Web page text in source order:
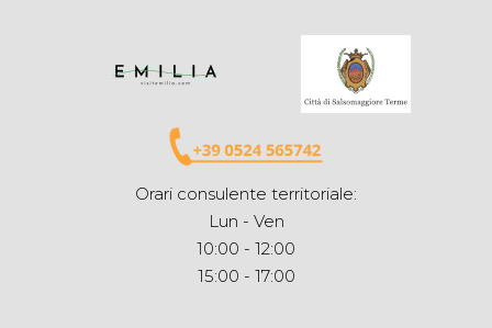
Orari consulente territoriale:
Lun - Ven
10:00 - 12:00
15:00 - 17:00